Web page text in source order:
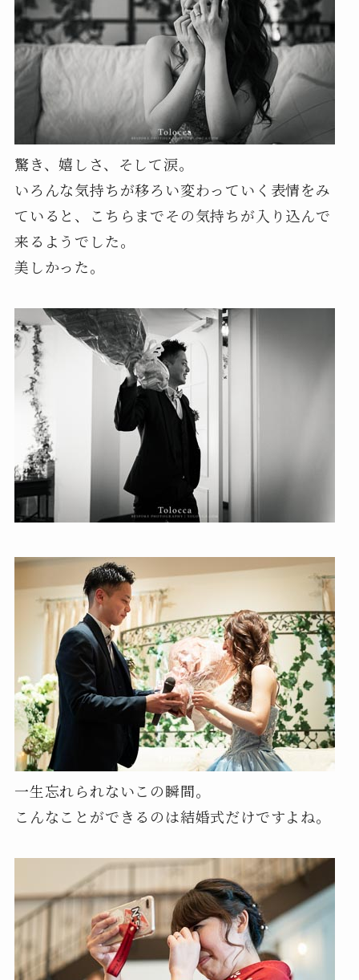
驚き、嬉しさ、そして涙。
いろんな気持ちが移ろい変わっていく表情をみ
ていると、こちらまでその気持ちが入り込んで
来るようでした。
美しかった。
一生忘れられないこの瞬間。
こんなことができるのは結婚式だけですよね。